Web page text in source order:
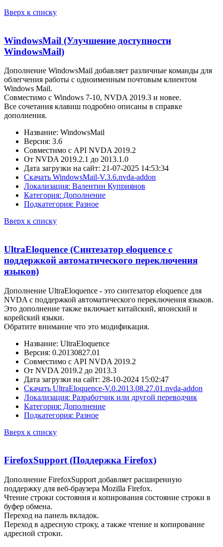
Вверх к списку
WindowsMail (Улучшение доступности
WindowsMail)
Дополнение WindowsMail добавляет различные команды для
облегчения работы с одноименным почтовым клиентом
Windows Mail.
Совместимо с Windows 7-10, NVDA 2019.3 и новее.
Все сочетания клавиш подробно описаны в справке
дополнения.
Название: WindowsMail
Версия: 3.6
Совместимо с API NVDA 2019.2
От NVDA 2019.2.1 до 2013.1.0
Дата загрузки на сайт: 21-07-2025 14:53:34
Скачать WindowsMail-V.3.6.nvda-addon
Локализация: Валентин Куприянов
Категория: Дополнение
Подкатегория: Разное
Вверх к списку
UltraEloquence (Синтезатор eloquence с
поддержкой автоматического переключения
языков)
Дополнение UltraEloquence - это синтезатор eloquence для
NVDA с поддержкой автоматического переключения языков.
Это дополнение также включает китайский, японский и
корейский языки.
Обратите внимание что это модификация.
Название: UltraEloquence
Версия: 0.20130827.01
Совместимо с API NVDA 2019.2
От NVDA 2019.2 до 2013.3
Дата загрузки на сайт: 28-10-2024 15:02:47
Скачать UltraEloquence-V.0.2013.08.27.01.nvda-addon
Локализация: Разработчик или другой переводчик
Категория: Дополнение
Подкатегория: Разное
Вверх к списку
FirefoxSupport (Поддержка Firefox)
Дополнение FirefoxSupport добавляет расширенную
поддержку для веб-браузера Mozilla Firefox.
Чтение строки состояния и копирования состояние строки в
буфер обмена.
Переход на панель вкладок.
Переход в адресную строку, а также чтение и копирование
адресной строки.